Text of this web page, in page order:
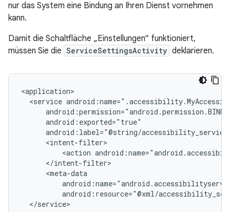
nur das System eine Bindung an Ihren Dienst vornehmen
kann.
Damit die Schaltfläche „Einstellungen“ funktioniert,
müssen Sie die ServiceSettingsActivity deklarieren.
<service
<action
android:resource="@xml/
</service>